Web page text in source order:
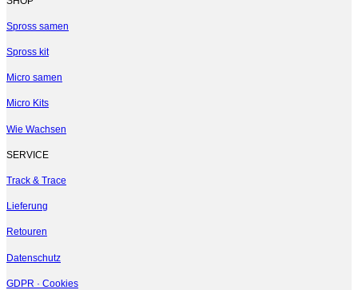
Spross samen
Spross kit
Micro samen
Micro Kits
Wie Wachsen
SERVICE
Track & Trace
Lieferung
Retouren
Datenschutz
GDPR · Cookies